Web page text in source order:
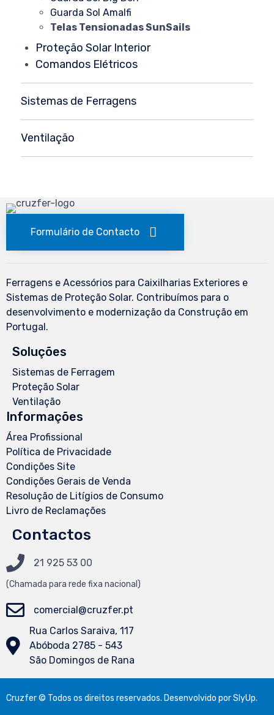
Guarda Sol Amalfi
Telas TensionadasSunSails
Proteção Solar Interior
Comandos Elétricos
Sistemas de Ferragens
Ventilação
Formulário de Contacto
Ferragens e Acessórios para Caixilharias Exteriores e
Sistemas de Proteção Solar. Contribuímos para o
desenvolvimento e modernização da Construção em
Portugal.
Soluções
Sistemas de Ferragem
Proteção Solar
Ventilação
Informações
Área Profissional
Política de Privacidade
Condições Site
Condições Gerais de Venda
Resolução de Litígios de Consumo
Livro de Reclamações
Contactos
21 925 53 00
(Chamada para rede fixa nacional)
comercial@cruzfer.pt
Rua Carlos Saraiva, 117
Abóboda 2785 - 543
São Domingos de Rana
Cruzfer © Todos os direitos reservados. Desenvolvido porSlyUp.